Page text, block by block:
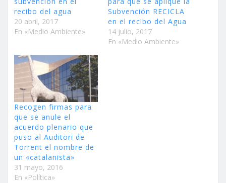
recibo del agua
20 abril, 2017
En «Medio Ambiente»
Subvención RECICLA
en el recibo del Agua
14 julio, 2017
En «Medio Ambiente»
Recogen firmas para
que se anule el
acuerdo plenario que
puso al Auditori de
Torrent el nombre de
un «catalanista»
31 mayo, 2016
En «Política»